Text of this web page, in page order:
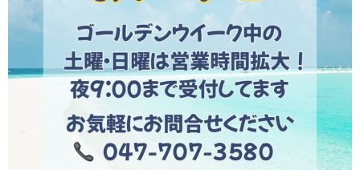
た！ありがとうございました！
2026/04/09
松戸市よりお越しのお客様のiPhone14Maxのナノナインガラスコーティン
グをさせて頂きました！ありがとうございました！
松戸市よりお越しのお客様のiPhone12ProMaxのバックカメラ交換をさせて
頂きました！ありがとうございました！
松戸市よりお越しのお客様のiPhone14のバッテリー交換をさせて頂きまし
た！ありがとうございました！
鎌ヶ谷市よりお越しのお客様のiPhone13の液晶交換をさせて頂きました！